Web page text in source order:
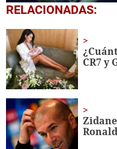
0
seconds
1
minute,
11
seconds
RELACIONADAS:
CR7 y